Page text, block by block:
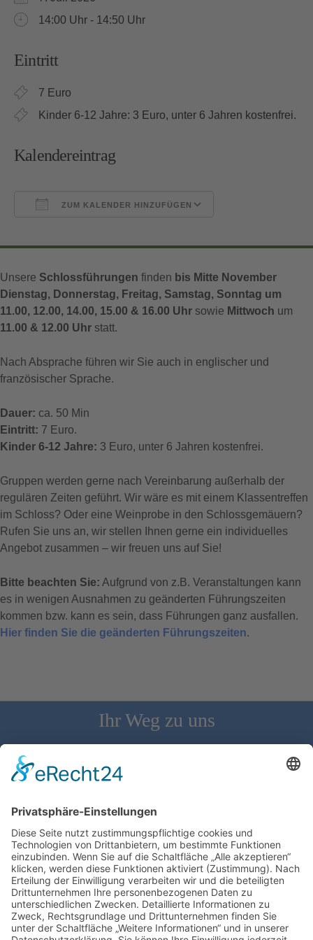
14:00 Uhr - 14:50 Uhr
Eintritt
7 Euro
Kinder 6-12 Jahre: 3 Euro, unter 6 Jahren kostenfrei.
Kalendereintrag
ZUM KALENDER HINZUFÜGEN
Unsere Schlossführungen finden bis Mitte November
Dienstag, Donnerstag, Freitag, Samstag, Sonntag um
11.00, 12.00, 14.00, 15.00 & 16.00 Uhr sowie Mittwoch um
11.00 & 12.00 Uhr statt.
Nach Absprache führen wir Sie auch in englischer und
französischer Sprache.
Dauer: ca. 50 Min
Eintritt: 7 Euro.
Kinder 6-12 Jahre: 3 Euro, unter 6 Jahren kostenfrei.
Gruppen werden gerne nach Vereinbarung außerhalb der
regulären Zeiten geführt. Wir wäre es mit einem Klassentreffen
im Schloss? Oder eine Weinprobe in den Schlossgemäuern?
Rufen Sie uns an, wir stellen Ihnen gerne ein individuelles
Angebot zusammen – wir freuen uns auf Sie!
Bitte beachten Sie: Aufgrund von z.B. Veranstaltungen kann
es in wenigen Ausnahmen zu geänderten Führungszeiten
kommen bzw. kann es sein, dass Führungen ganz ausfallen.
Hier finden Sie die geänderten Führungszeiten.
Ihr Weg zu uns
Schloss Bürgeln, 79418 Schliengen | Telefon: 07626/237 | E-
Mail: direktion@schlossbuergeln.de
Wir benötigen Ihre Zustimmung, um den
Google Maps-Service zu laden!
Wir verwenden einen Service eines
Drittanbieters, um Karteninhalte einzubetten.
Dieser Service kann Daten zu Ihren Aktivitäten
sammeln. Bitte lesen Sie die Details durch und
stimmen Sie der Nutzung des Service zu, um